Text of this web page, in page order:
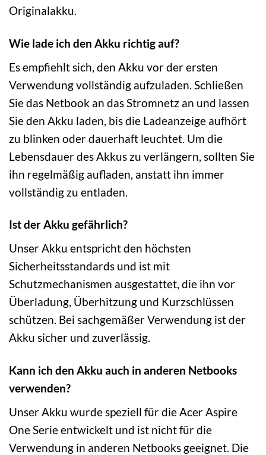
Originalakku.
Wie lade ich den Akku richtig auf?
Es empfiehlt sich, den Akku vor der ersten
Verwendung vollständig aufzuladen. Schließen
Sie das Netbook an das Stromnetz an und lassen
Sie den Akku laden, bis die Ladeanzeige aufhört
zu blinken oder dauerhaft leuchtet. Um die
Lebensdauer des Akkus zu verlängern, sollten Sie
ihn regelmäßig aufladen, anstatt ihn immer
vollständig zu entladen.
Ist der Akku gefährlich?
Unser Akku entspricht den höchsten
Sicherheitsstandards und ist mit
Schutzmechanismen ausgestattet, die ihn vor
Überladung, Überhitzung und Kurzschlüssen
schützen. Bei sachgemäßer Verwendung ist der
Akku sicher und zuverlässig.
Kann ich den Akku auch in anderen Netbooks
verwenden?
Unser Akku wurde speziell für die Acer Aspire
One Serie entwickelt und ist nicht für die
Verwendung in anderen Netbooks geeignet. Die